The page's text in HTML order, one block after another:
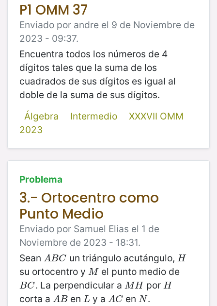
P1 OMM 37
Enviado por andre el 9 de Noviembre de
2023 - 09:37.
Encuentra todos los números de 4
dígitos tales que la suma de los
cuadrados de sus dígitos es igual al
doble de la suma de sus dígitos.
Álgebra
Intermedio
XXXVII OMM
2023
Problema
3.- Ortocentro como
Punto Medio
Enviado por Samuel Elias el 1 de
Noviembre de 2023 - 18:31.
Sean ABC
ABC un triángulo acutángulo, H
H
su ortocentro y M
M el punto medio de
BC
BC . La perpendicular a MH
MH por H
H
corta a AB
AB en L
Ly a AC
AC en N
N.